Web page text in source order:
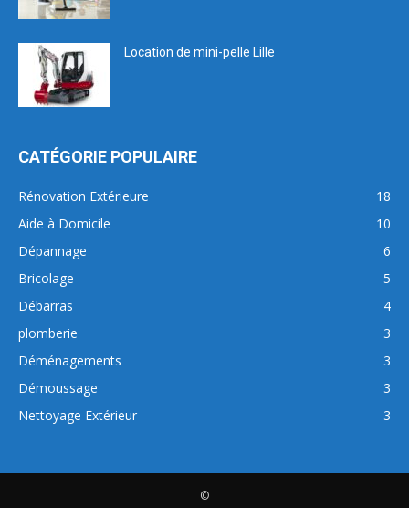
Location de mini-pelle Lille
CATÉGORIE POPULAIRE
Rénovation Extérieure
18
Aide à Domicile
10
Dépannage
6
Bricolage
5
Débarras
4
plomberie
3
Déménagements
3
Démoussage
3
Nettoyage Extérieur
3
©